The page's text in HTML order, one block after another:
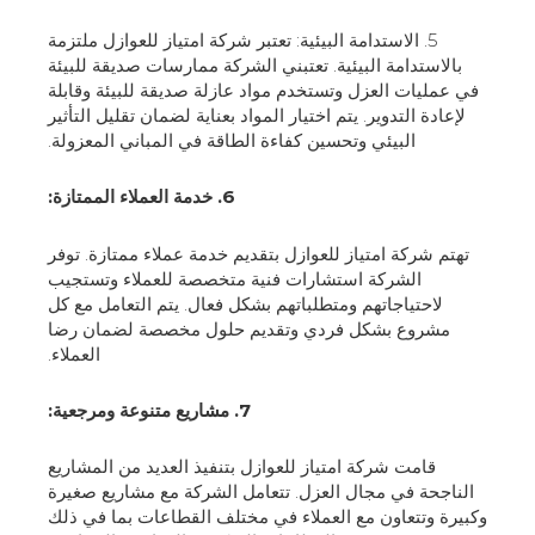
5. الاستدامة البيئية: تعتبر شركة امتياز للعوازل ملتزمة
بالاستدامة البيئية. تعتبني الشركة ممارسات صديقة للبيئة
في عمليات العزل وتستخدم مواد عازلة صديقة للبيئة وقابلة
لإعادة التدوير. يتم اختيار المواد بعناية لضمان تقليل التأثير
البيئي وتحسين كفاءة الطاقة في المباني المعزولة.
6. خدمة العملاء الممتازة:
تهتم شركة امتياز للعوازل بتقديم خدمة عملاء ممتازة. توفر
الشركة استشارات فنية متخصصة للعملاء وتستجيب
لاحتياجاتهم ومتطلباتهم بشكل فعال. يتم التعامل مع كل
مشروع بشكل فردي وتقديم حلول مخصصة لضمان رضا
العملاء.
7. مشاريع متنوعة ومرجعية:
قامت شركة امتياز للعوازل بتنفيذ العديد من المشاريع
الناجحة في مجال العزل. تتعامل الشركة مع مشاريع صغيرة
وكبيرة وتتعاون مع العملاء في مختلف القطاعات بما في ذلك